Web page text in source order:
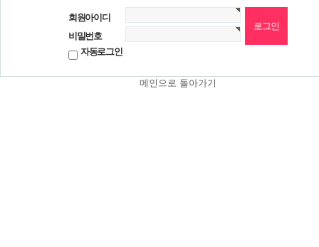
회원아이디
비밀번호
자동로그인
메인으로 돌아가기